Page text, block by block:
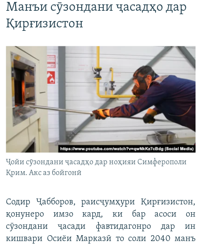
Манъи сӯзондани ҷасадҳо дар
Қирғизистон
Ҷойи сӯзондани ҷасадҳо дар ноҳияи Симферополи
Қрим. Акс аз бойгонӣ
Содир Ҷабборов, раисҷумҳури Қирғизистон,
қонунеро имзо кард, ки бар асоси он
сӯзондани ҷасади фавтидагонро дар ин
кишвари Осиёи Марказӣ то соли 2040 манъ